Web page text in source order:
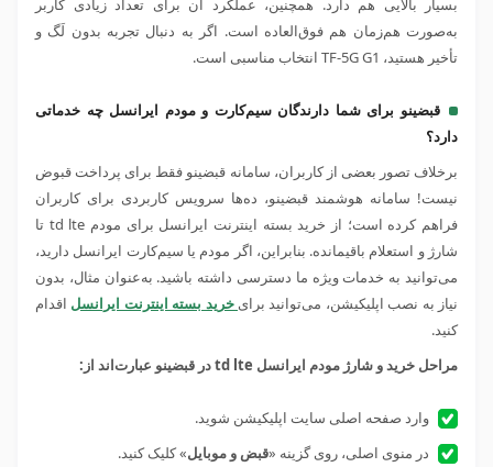
به‌صورت هم‌زمان هم فوق‌العاده است. اگر به دنبال تجربه بدون لَگ و
تأخیر هستید، TF-5G G1 انتخاب مناسبی است.
قبضینو برای شما دارندگان سیم‌کارت و مودم ایرانسل چه خدماتی
دارد؟
برخلاف تصور بعضی از کاربران، سامانه قبضینو فقط برای پرداخت قبوض
نیست! سامانه هوشمند قبضینو، ده‌ها سرویس کاربردی برای کاربران
فراهم کرده است؛ از خرید بسته اینترنت ایرانسل برای مودم td lte تا
شارژ و استعلام باقیمانده. بنابراین، اگر مودم یا سیم‌کارت ایرانسل دارید،
می‌توانید به خدمات ویژه ما دسترسی داشته باشید. به‌عنوان مثال، بدون
نیاز به نصب اپلیکیشن، می‌توانید برای خرید بسته اینترنت ایرانسل اقدام
کنید.
مراحل خرید و شارژ مودم ایرانسل td lte در قبضینو عبارت‌اند از:
وارد صفحه اصلی سایت اپلیکیشن شوید.
در منوی اصلی، روی گزینه «قبض و موبایل» کلیک کنید.